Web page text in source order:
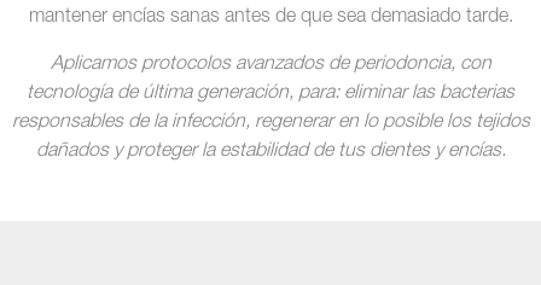
mantener encías sanas antes de que sea demasiado tarde.
Aplicamos protocolos avanzados de periodoncia, con
tecnología de última generación, para: eliminar las bacterias
responsables de la infección, regenerar en lo posible los tejidos
dañados y proteger la estabilidad de tus dientes y encías.